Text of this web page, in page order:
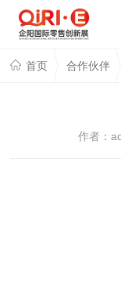
首页 合作伙伴
作者：